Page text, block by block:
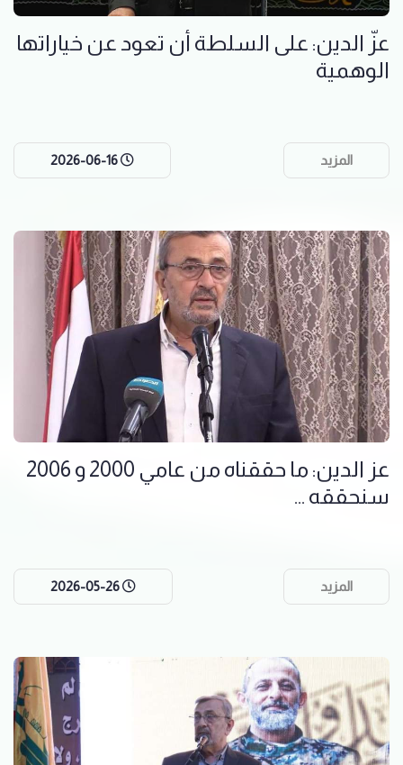
عزّ الدين: على السلطة أن تعود عن خياراتها
الوهمية
المزيد
عز الدين: ما حققناه من عامي 2000 و 2006
سنحققه ...
المزيد